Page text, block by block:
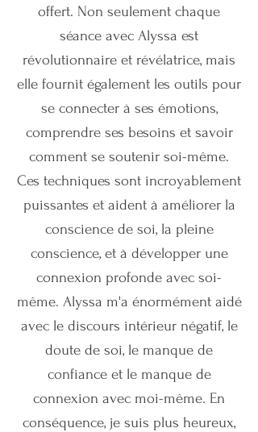
offert. Non seulement chaque
séance avec Alyssa est
révolutionnaire et révélatrice, mais
elle fournit également les outils pour
se connecter à ses émotions,
comprendre ses besoins et savoir
comment se soutenir soi-même.
Ces techniques sont incroyablement
puissantes et aident à améliorer la
conscience de soi, la pleine
conscience, et à développer une
connexion profonde avec soi-
même. Alyssa m'a énormément aidé
avec le discours intérieur négatif, le
doute de soi, le manque de
confiance et le manque de
connexion avec moi-même. En
conséquence, je suis plus heureux,